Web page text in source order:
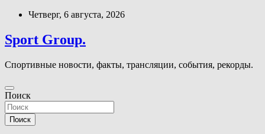
Перейти
содержимому
Четверг, 6 августа, 2026
Sport Group.
Спортивные новости, факты, трансляции, события, рекорды.
Поиск
Поиск